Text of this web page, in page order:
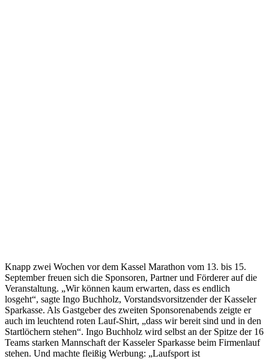
Knapp zwei Wochen vor dem Kassel Marathon vom 13. bis 15.
September freuen sich die Sponsoren, Partner und Förderer auf die
Veranstaltung. „Wir können kaum erwarten, dass es endlich
losgeht“, sagte Ingo Buchholz, Vorstandsvorsitzender der Kasseler
Sparkasse. Als Gastgeber des zweiten Sponsorenabends zeigte er
auch im leuchtend roten Lauf-Shirt, „dass wir bereit sind und in den
Startlöchern stehen“. Ingo Buchholz wird selbst an der Spitze der 16
Teams starken Mannschaft der Kasseler Sparkasse beim Firmenlauf
stehen. Und machte fleißig Werbung: „Laufsport ist